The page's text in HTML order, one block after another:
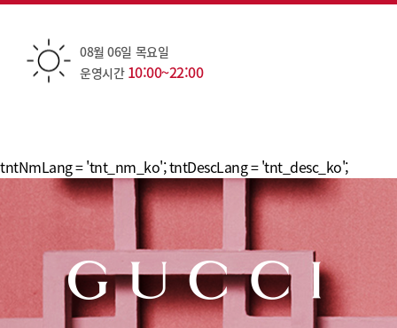
08월 06일 목요일
운영시간 10:00~22:00
tntNmLang = 'tnt_nm_ko'; tntDescLang = 'tnt_desc_ko';